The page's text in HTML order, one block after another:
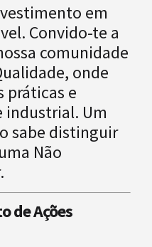
em
Convido-te a
comunidade
onde
práticas e
industrial. Um
sabe distinguir
Não
de Ações